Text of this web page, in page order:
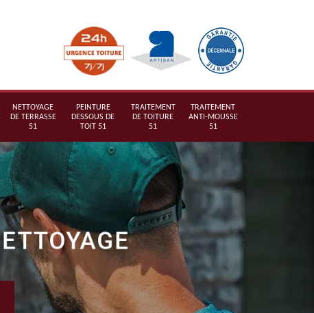
NETTOYAGE
DE TERRASSE
51
PEINTURE
DESSOUS DE
TOIT 51
TRAITEMENT
DE TOITURE
51
TRAITEMENT
ANTI-MOUSSE
51